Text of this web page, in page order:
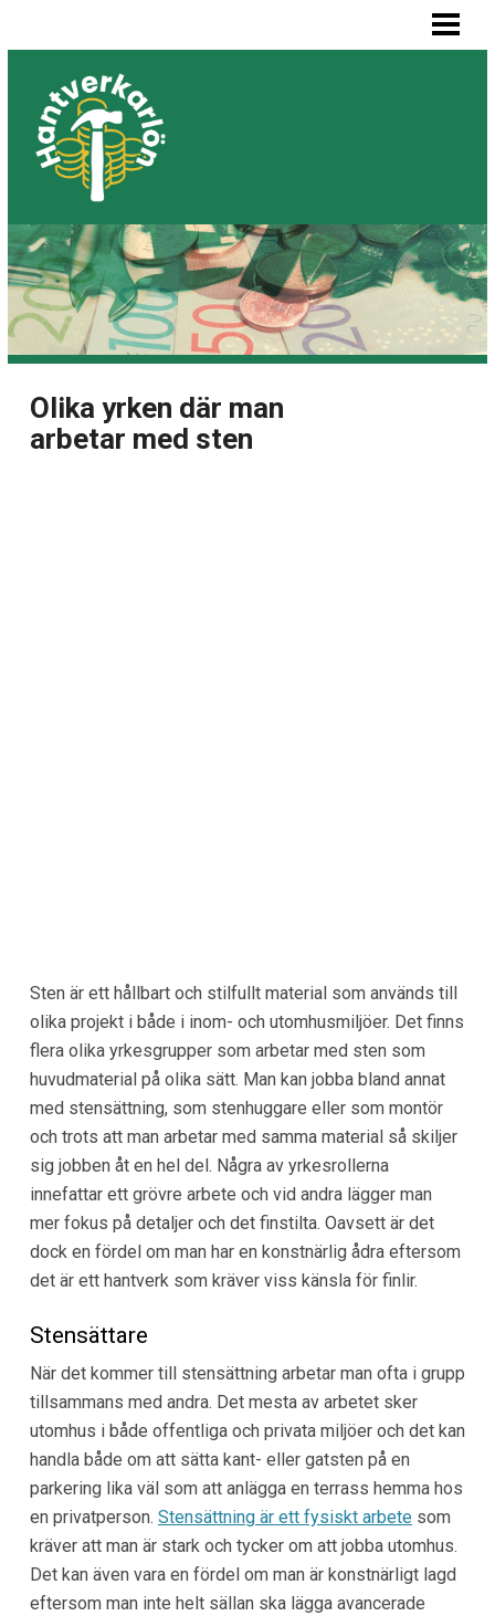
MÅLARE LÖN
SNICKARE LÖN
VVS-MONTÖR LÖN
ELEKTRIKER LÖN
BLOGG
LISTA BYGGFIRMOR
Olika yrken där man
arbetar med sten
Sten är ett hållbart och stilfullt material som används till
olika projekt i både i inom- och utomhusmiljöer. Det finns
flera olika yrkesgrupper som arbetar med sten som
huvudmaterial på olika sätt. Man kan jobba bland annat
med stensättning, som stenhuggare eller som montör
och trots att man arbetar med samma material så skiljer
sig jobben åt en hel del. Några av yrkesrollerna
innefattar ett grövre arbete och vid andra lägger man
mer fokus på detaljer och det finstilta. Oavsett är det
dock en fördel om man har en konstnärlig ådra eftersom
det är ett hantverk som kräver viss känsla för finlir.
Stensättare
När det kommer till stensättning arbetar man ofta i grupp
tillsammans med andra. Det mesta av arbetet sker
utomhus i både offentliga och privata miljöer och det kan
handla både om att sätta kant- eller gatsten på en
parkering lika väl som att anlägga en terrass hemma hos
en privatperson. Stensättning är ett fysiskt arbetesom
kräver att man är stark och tycker om att jobba utomhus.
Det kan även vara en fördel om man är konstnärligt lagd
eftersom man inte helt sällan ska lägga avancerade